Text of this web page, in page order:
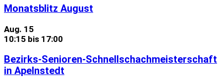
Monatsblitz August
Aug. 15
10:15 bis 17:00
Bezirks-Senioren-Schnellschachmeisterschaft
in Apelnstedt